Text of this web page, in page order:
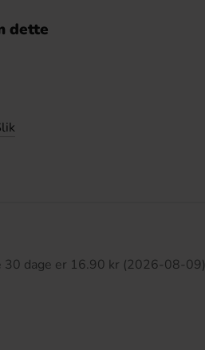
dette
30 dage er 16.90 kr (2026-08-09)